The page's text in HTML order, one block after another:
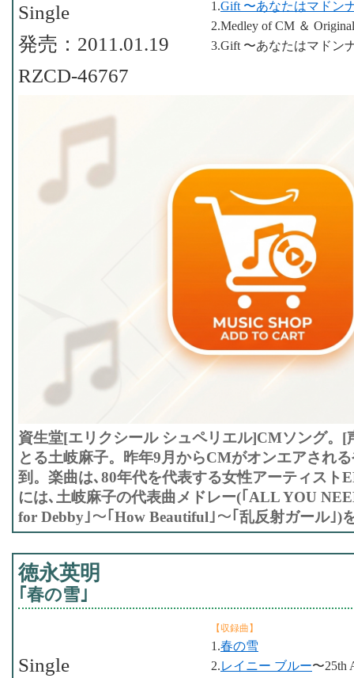
1.Gift 〜あなたはマドン
2.Medley of CM ＆
3.Gift 〜あなたはマドン
Single
発売：2011.01.19
RZCD-46767
資生堂[エリクシール シュペリエル]CMソング。
とる土岐麻子。昨年9月からCMがオンエアされ
到。楽曲は､80年代を代表する女性アーティスト
には､土岐麻子の代表曲メドレー(｢ALL YOU
for Debby｣〜｢How Beautiful｣〜｢乱反射ガール｣)
徳永英明
｢春の雪｣
【収録曲】
1.春の雪
2.レイニー ブルー〜25th
Single